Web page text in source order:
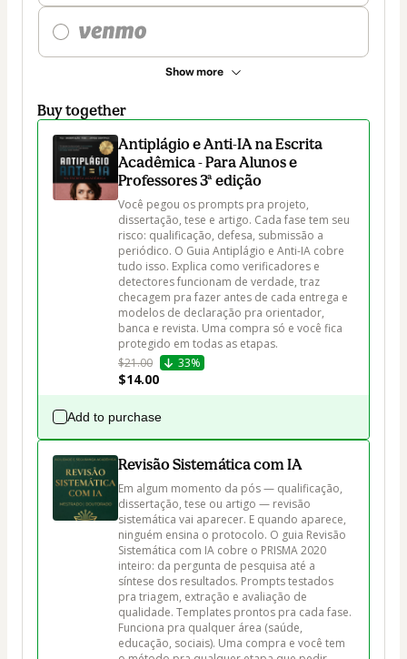
Show more
Buy together
Antiplágio e Anti-IA na Escrita
Acadêmica - Para Alunos e
Professores 3ª edição
Você pegou os prompts pra projeto,
dissertação, tese e artigo. Cada fase tem seu
risco: qualificação, defesa, submissão a
periódico. O Guia Antiplágio e Anti-IA cobre
tudo isso. Explica como verificadores e
detectores funcionam de verdade, traz
checagem pra fazer antes de cada entrega e
modelos de declaração pra orientador,
banca e revista. Uma compra só e você fica
protegido em todas as etapas.
$21.00
33%
$14.00
Add to purchase
Revisão Sistemática com IA
Em algum momento da pós — qualificação,
dissertação, tese ou artigo — revisão
sistemática vai aparecer. E quando aparece,
ninguém ensina o protocolo. O guia Revisão
Sistemática com IA cobre o PRISMA 2020
inteiro: da pergunta de pesquisa até a
síntese dos resultados. Prompts testados
pra triagem, extração e avaliação de
qualidade. Templates prontos pra cada fase.
Funciona pra qualquer área (saúde,
educação, sociais). Uma compra e você tem